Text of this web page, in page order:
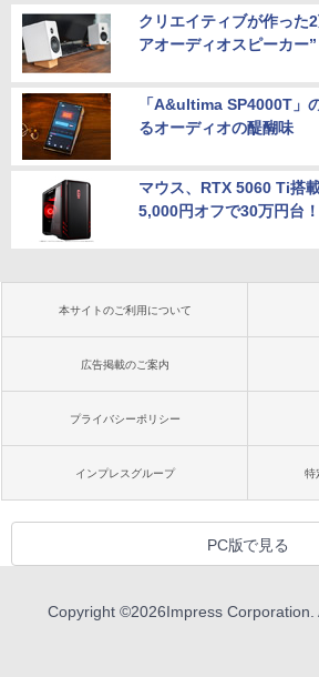
クリエイティブが作った
アオーディオスピーカー”
「A&ultima SP4000T」
るオーディオの醍醐味
マウス、RTX 5060 Ti搭
5,000円オフで30万円台！
本サイトのご利用について
広告掲載のご案内
プライバシーポリシー
インプレスグループ 特
PC版で見る
Copyright ©2026Impress